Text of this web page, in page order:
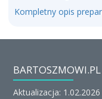
Kompletny opis
BARTOSZMOWI.PL
Aktualizacja: 1.02.2026